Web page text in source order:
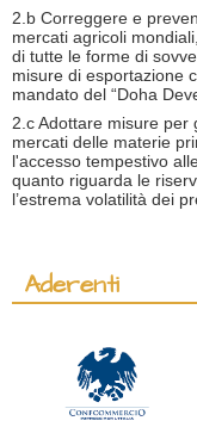
2.b Correggere e
mercati agricoli
di tutte le forme di
misure di esportazione
mandato del “Doha
2.c Adottare misure
mercati delle materie
l'accesso tempestivo
quanto riguarda le
l’estrema volatilità dei
Aderenti